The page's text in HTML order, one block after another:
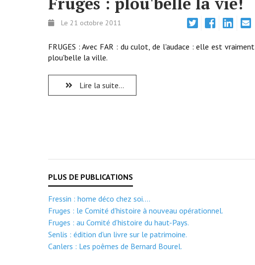
Le 21 octobre 2011
FRUGES : Avec FAR : du culot, de l'audace : elle est vraiment
plou'belle la ville.
Lire la suite...
Fressin : home déco chez soi....
Fruges : le Comité d'histoire à nouveau opérationnel.
Fruges : au Comité d'histoire du haut-Pays.
Senlis : édition d'un livre sur le patrimoine.
Canlers : Les poêmes de Bernard Bourel.